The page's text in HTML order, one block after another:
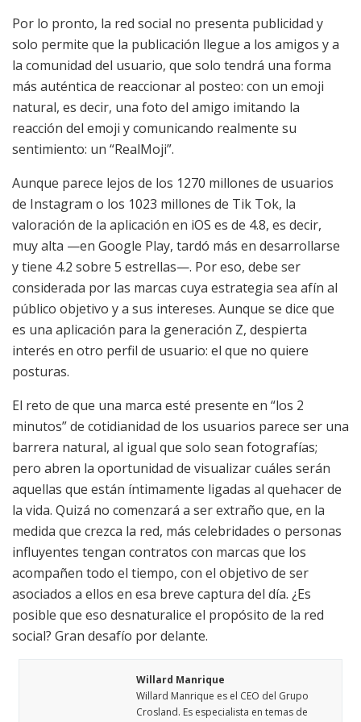
Por lo pronto, la red social no presenta publicidad y
solo permite que la publicación llegue a los amigos y a
la comunidad del usuario, que solo tendrá una forma
más auténtica de reaccionar al posteo: con un emoji
natural, es decir, una foto del amigo imitando la
reacción del emoji y comunicando realmente su
sentimiento: un “RealMoji”.
Aunque parece lejos de los 1270 millones de usuarios
de Instagram o los 1023 millones de Tik Tok, la
valoración de la aplicación en iOS es de 4.8, es decir,
muy alta —en Google Play, tardó más en desarrollarse
y tiene 4.2 sobre 5 estrellas—. Por eso, debe ser
considerada por las marcas cuya estrategia sea afín al
público objetivo y a sus intereses. Aunque se dice que
es una aplicación para la generación Z, despierta
interés en otro perfil de usuario: el que no quiere
posturas.
El reto de que una marca esté presente en “los 2
minutos” de cotidianidad de los usuarios parece ser una
barrera natural, al igual que solo sean fotografías;
pero abren la oportunidad de visualizar cuáles serán
aquellas que están íntimamente ligadas al quehacer de
la vida. Quizá no comenzará a ser extraño que, en la
medida que crezca la red, más celebridades o personas
influyentes tengan contratos con marcas que los
acompañen todo el tiempo, con el objetivo de ser
asociados a ellos en esa breve captura del día. ¿Es
posible que eso desnaturalice el propósito de la red
social? Gran desafío por delante.
Willard Manrique
Willard Manrique es el CEO del Grupo
Crosland. Es especialista en temas de